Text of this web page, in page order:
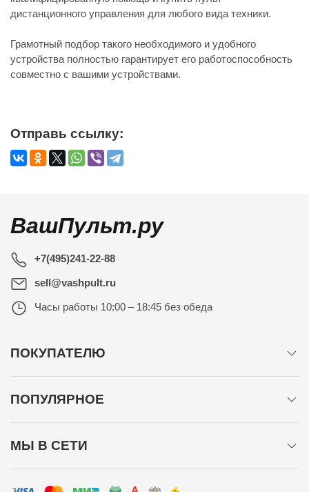
дистанционного управления для любого вида техники.
Грамотный подбор такого необходимого и удобного
устройства полностью гарантирует его работоспособность
совместно с вашими устройствами.
Отправь ссылку:
ВашПульт.ру
+7(495)241-22-88
sell@vashpult.ru
Часы работы 10:00 – 18:45 без обеда
ПОКУПАТЕЛЮ
ПОПУЛЯРНОЕ
МЫ В СЕТИ